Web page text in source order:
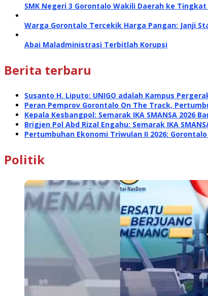
SMK Negeri 3 Gorontalo Wakili Daerah ke
Warga Gorontalo Tercekik Harga Pangan: Janji
Abai Maladministrasi Terbitlah Korupsi
Berita terbaru
Susanto H. Liputo: UNIGO adalah Kampus
Peran Pemprov Gorontalo On The Track,
Kepala Kesbangpol: Semarak IKA SMANSA 2026
Brigjen Pol Abd Rizal Engahu: Semarak IKA
Pertumbuhan Ekonomi Triwulan II 2026:
Politik